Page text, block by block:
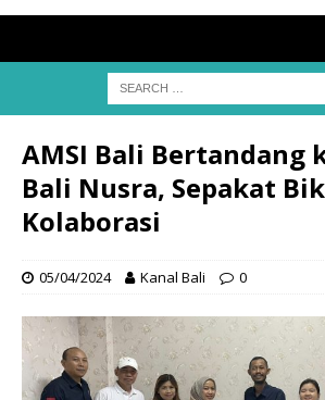
AMSI Bali Bertandang
Bali Nusra, Sepakat
Kolaborasi
05/04/2024 Kanal Bali 0